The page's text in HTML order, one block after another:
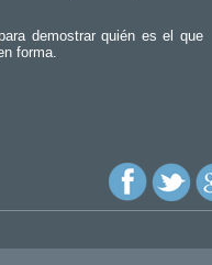
demostrar quién es el que
forma.